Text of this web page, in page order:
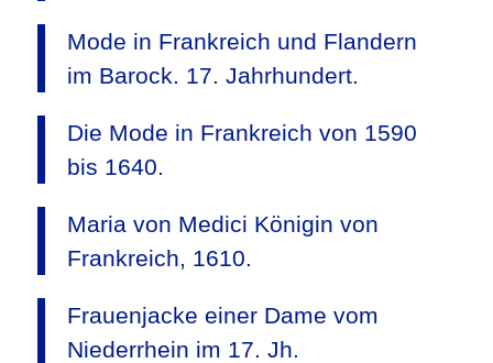
Mode in Frankreich und Flandern
im Barock. 17. Jahrhundert.
Die Mode in Frankreich von 1590
bis 1640.
Maria von Medici Königin von
Frankreich, 1610.
Frauenjacke einer Dame vom
Niederrhein im 17. Jh.